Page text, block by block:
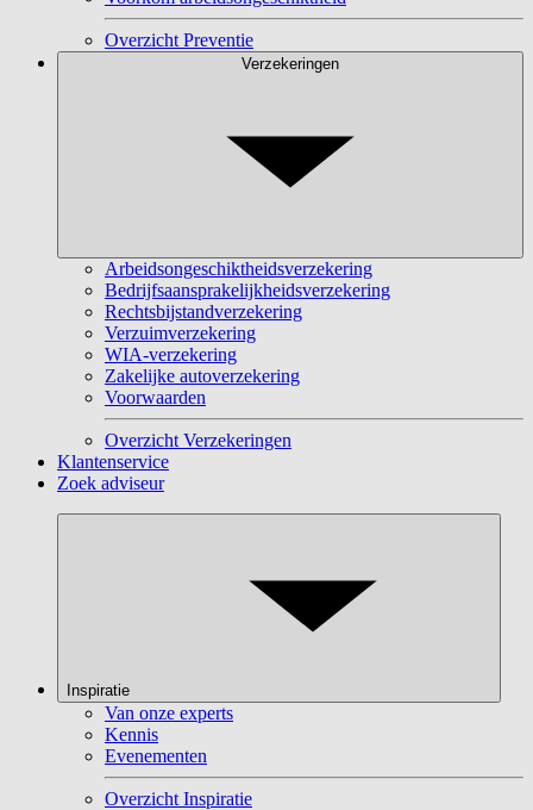
Overzicht Preventie
Verzekeringen
Arbeidsongeschiktheidsverzekering
Bedrijfsaansprakelijkheidsverzekering
Rechtsbijstandverzekering
Verzuimverzekering
WIA-verzekering
Zakelijke autoverzekering
Voorwaarden
Overzicht Verzekeringen
Klantenservice
Zoek adviseur
Inspiratie
Van onze experts
Kennis
Evenementen
Overzicht Inspiratie